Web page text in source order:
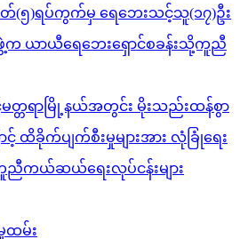
တ်(၅)ရပ်ကွက်မှ ရေဘေးသင့်သူ(၁၇)ဦး
က ယာယီရေဘေးရှောင်စခန်းသို့ကူညီ
တ္တရာမြို့နယ်အတွင်း မိုးသည်းထန်စွာ
ာင့် ထိခိုက်ပျက်စီးမှုများအား လုံခြုံရေး
ညီကယ်ဆယ်ရေးလုပ်ငန်းများ
ထမ်း